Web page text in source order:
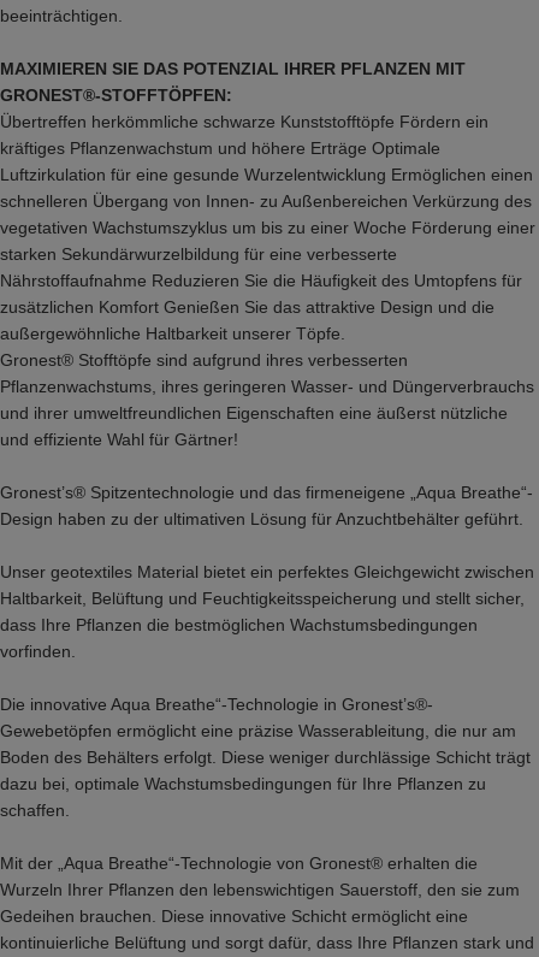
beeinträchtigen.
MAXIMIEREN SIE DAS POTENZIAL IHRER PFLANZEN MIT
GRONEST®-STOFFTÖPFEN:
Übertreffen herkömmliche schwarze Kunststofftöpfe Fördern ein
kräftiges Pflanzenwachstum und höhere Erträge Optimale
Luftzirkulation für eine gesunde Wurzelentwicklung Ermöglichen einen
schnelleren Übergang von Innen- zu Außenbereichen Verkürzung des
vegetativen Wachstumszyklus um bis zu einer Woche Förderung einer
starken Sekundärwurzelbildung für eine verbesserte
Nährstoffaufnahme Reduzieren Sie die Häufigkeit des Umtopfens für
zusätzlichen Komfort Genießen Sie das attraktive Design und die
außergewöhnliche Haltbarkeit unserer Töpfe.
Gronest® Stofftöpfe sind aufgrund ihres verbesserten
Pflanzenwachstums, ihres geringeren Wasser- und Düngerverbrauchs
und ihrer umweltfreundlichen Eigenschaften eine äußerst nützliche
und effiziente Wahl für Gärtner!
Gronest’s® Spitzentechnologie und das firmeneigene „Aqua Breathe“-
Design haben zu der ultimativen Lösung für Anzuchtbehälter geführt.
Unser geotextiles Material bietet ein perfektes Gleichgewicht zwischen
Haltbarkeit, Belüftung und Feuchtigkeitsspeicherung und stellt sicher,
dass Ihre Pflanzen die bestmöglichen Wachstumsbedingungen
vorfinden.
Die innovative Aqua Breathe“-Technologie in Gronest’s®-
Gewebetöpfen ermöglicht eine präzise Wasserableitung, die nur am
Boden des Behälters erfolgt. Diese weniger durchlässige Schicht trägt
dazu bei, optimale Wachstumsbedingungen für Ihre Pflanzen zu
schaffen.
Mit der „Aqua Breathe“-Technologie von Gronest® erhalten die
Wurzeln Ihrer Pflanzen den lebenswichtigen Sauerstoff, den sie zum
Gedeihen brauchen. Diese innovative Schicht ermöglicht eine
kontinuierliche Belüftung und sorgt dafür, dass Ihre Pflanzen stark und